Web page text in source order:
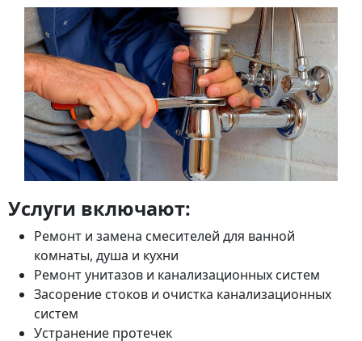
Услуги включают:
Ремонт и замена смесителей для ванной
комнаты, душа и кухни
Ремонт унитазов и канализационных систем
Засорение стоков и очистка канализационных
систем
Устранение протечек